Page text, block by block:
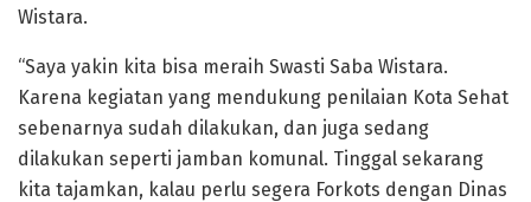
Wistara.
“Saya yakin kita bisa meraih Swasti Saba Wistara.
Karena kegiatan yang mendukung penilaian Kota Sehat
sebenarnya sudah dilakukan, dan juga sedang
dilakukan seperti jamban komunal. Tinggal sekarang
kita tajamkan, kalau perlu segera Forkots dengan Dinas